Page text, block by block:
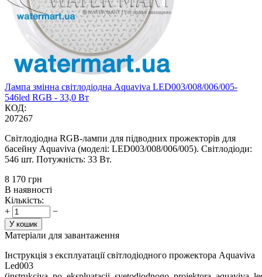
Лампа змінна світлодіодна Aquaviva LED003/008/006/005-
546led RGB - 33,0 Вт
КОД:
207267
Світлодіодна RGB-лампи для підводних прожекторів для
басейну Aquaviva (моделі: LED003/008/006/005). Світлодіоди:
546 шт. Потужність: 33 Вт.
‍8 170‍ грн
В наявності
Кількість:
+
−
У кошик
Матеріали для завантаження
Інструкція з експлуатації світлодіодного прожектора Aquaviva
Led003